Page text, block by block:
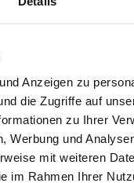
Anzeigen zu
die Zugriffe auf
zu Ihrer
Werbung und
mit weiteren
im Rahmen Ihrer
und
EQUITY AG
Landstraße
Frankfurt